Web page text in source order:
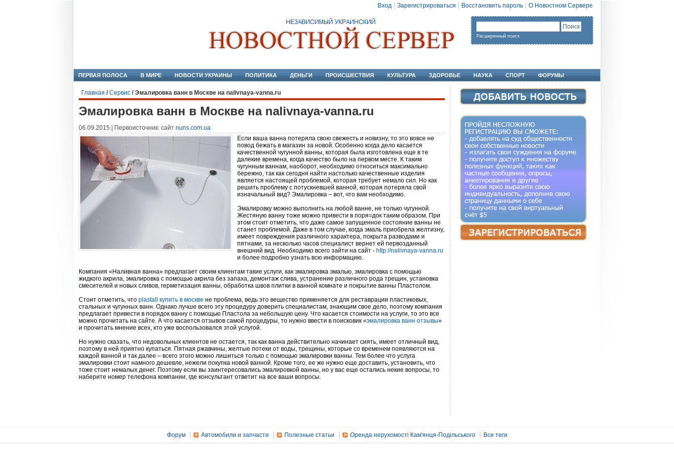
Вход Зарегистрироваться Восстановить пароль О Новостном Сервере
Расширенный поиск
ПЕРВАЯ ПОЛОСА В МИРЕ НОВОСТИ УКРАИНЫ ПОЛИТИКА ДЕНЬГИ ПРОИСШЕСТВИЯ КУЛЬТУРА ЗДОРОВЬЕ НАУКА СПОРТ ФОРУМЫ
Главная /Сервис /Эмалировка ванн в Москве на nalivnaya-vanna.ru
Эмалировка ванн в Москве на nalivnaya-vanna.ru
06.09.2015 | Первоисточник: сайт nuns.com.ua
Если ваша ванна потеряла свою свежесть и новизну, то это вовсе не
повод бежать в магазин за новой. Особенно когда дело касается
качественной чугунной ванны, которая была изготовлена еще в те
далекие времена, когда качество было на первом месте. К таким
чугунным ваннам, наоборот, необходимо относиться максимально
бережно, так как сегодня найти настолько качественные изделия
является настоящей проблемой, которая требует немало сил. Но как
решить проблему с потускневшей ванной, которая потеряла свой
изначальный вид? Эмалировка – вот, что вам необходимо.
Эмалировку можно выполнить на любой ванне, не только чугунной.
Жестяную ванну тоже можно привести в поря=док таким образом. При
этом стоит отметить, что даже самое запущенное состояние ванны не
станет проблемой. Даже в том случае, когда эмаль приобрела желтизну,
имеет повреждения различного характера, покрыта разводами и
пятнами, за несколько часов специалист вернет ей первозданный
внешний вид. Необходимо всего зайти на сайт - http://nalivnaya-vanna.ru
и более подробно узнать всю информацию.
Компания «Наливная ванна» предлагает своим клиентам такие услуги, как эмалировка эмалью, эмалировка с помощью
жидкого акрила, эмалировка с помощью акрила без запаха, демонтаж слива, устранение различного рода трещин, установка
смесителей и новых сливов, герметизация ванны, обработка швов плитки в ванной комнате и покрытие ванны Пластолом.
Стоит отметить, что plastall купить в москве не проблема, ведь это вещество применяется для реставрации пластиковых,
стальных и чугунных ванн. Однако лучше всего эту процедуру доверить специалистам, знающим свое дело, поэтому компания
предлагает привести в порядок ванну с помощью Пластола за небольшую цену. Что касается стоимости на услуги, то это все
можно прочитать на сайте. А что касается отзывов самой процедуры, то нужно ввести в поисковик «эмалировка ванн отзывы»
и прочитать мнение всех, кто уже воспользовался этой услугой.
Но нужно сказать, что недовольных клиентов не остается, так как ванна действительно начинает сиять, имеет отличный вид,
поэтому в ней приятно купаться. Пятная ржавчины, желтые потеки от воды, трещины, которые со временем появляются на
каждой ванной и так далее – всего этого можно лишиться только с помощью эмалировки ванны. Тем более что услуга
эмалировки стоит намного дешевле, нежели покупка новой ванной. Кроме того, ее же нужно еще доставить, установить, что
тоже стоит немалых денег. Поэтому если вы заинтересовались эмалировкой ванны, но у вас еще остались некие вопросы, то
наберите номер телефона компании, где консультант ответит на все ваши вопросы.
Форум Автомобили и запчасти Полезные статьи Оренда нерухомості Кам'янця-Подільського Все теги